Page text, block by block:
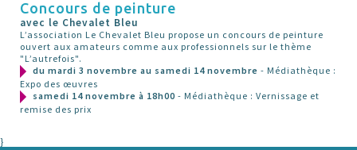
Concours de peinture
avec le Chevalet Bleu
L’association Le Chevalet Bleu propose un concours de peinture
ouvert aux amateurs comme aux professionnels sur le thème
"L’autrefois".
du mardi 3 novembre au samedi 14 novembre - Médiathèque :
Expo des œuvres
samedi 14 novembre à 18h00 - Médiathèque : Vernissage et
remise des prix
}